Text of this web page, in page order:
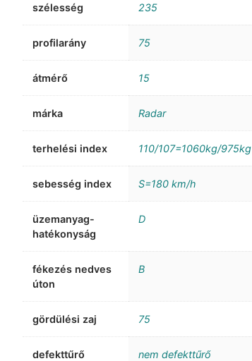
szélesség 235
profilarány 75
átmérő 15
márka Radar
terhelési index 110/107=1060kg/975kg
sebesség index S=180 km/h
üzemanyag-
hatékonyság
D
fékezés nedves
úton
B
gördülési zaj 75
defekttűrő nem defekttűrő